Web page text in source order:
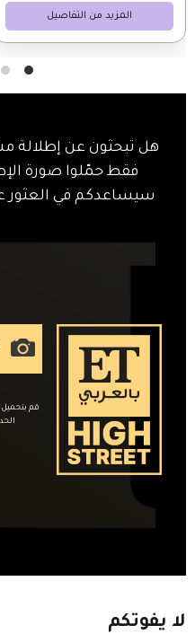
المزيد من التفاصيل
هل تبحثون عن إطلالة
سيساعدكم في العثور
الحد
لا يفوتكم